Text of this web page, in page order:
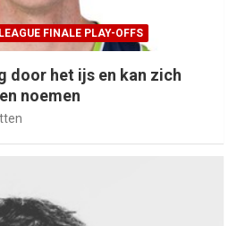
FINALE PLAY-OFFS
door het ijs en kan zich
noemen